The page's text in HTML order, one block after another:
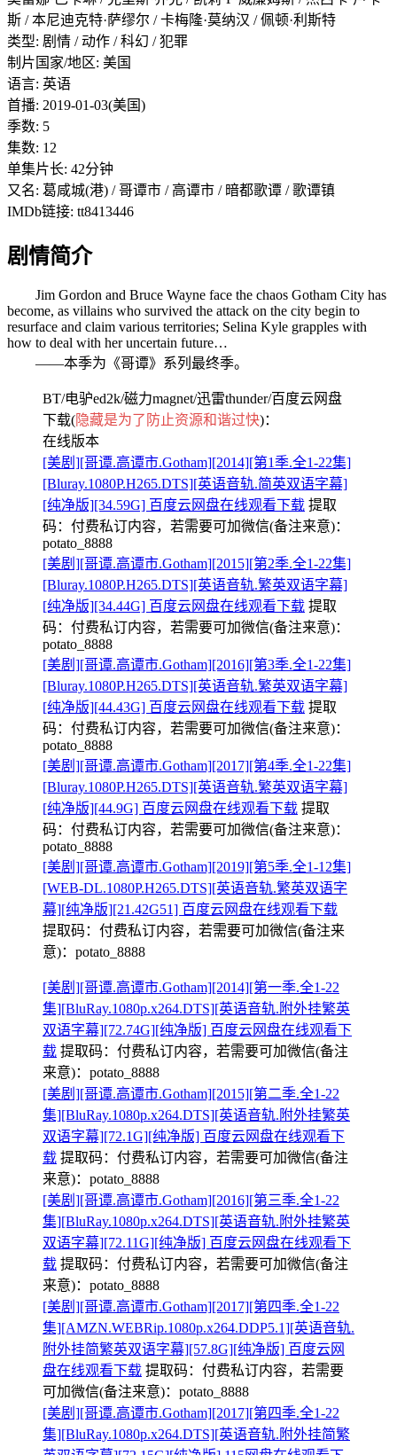
斯 / 本尼迪克特·萨缪尔 / 卡梅隆·莫纳汉 / 佩顿·利斯特
类型: 剧情 / 动作 / 科幻 / 犯罪
制片国家/地区: 美国
语言: 英语
首播: 2019-01-03(美国)
季数: 5
集数: 12
单集片长: 42分钟
又名: 葛咸城(港) / 哥谭市 / 高谭市 / 暗都歌谭 / 歌谭镇
IMDb链接: tt8413446
剧情简介
Jim Gordon and Bruce Wayne face the chaos Gotham City has
become, as villains who survived the attack on the city begin to
resurface and claim various territories; Selina Kyle grapples with
how to deal with her uncertain future…
——本季为《哥谭》系列最终季。
BT/电驴ed2k/磁力magnet/迅雷thunder/百度云网盘
下载(隐藏是为了防止资源和谐过快)：
在线版本
[美剧][哥谭.高谭市.Gotham][2014][第1季.全1-22集]
[Bluray.1080P.H265.DTS][英语音轨.简英双语字幕]
[纯净版][34.59G] 百度云网盘在线观看下载 提取
码： 付费私订内容，若需要可加微信(备注来意)：
potato_8888
[美剧][哥谭.高谭市.Gotham][2015][第2季.全1-22集]
[Bluray.1080P.H265.DTS][英语音轨.繁英双语字幕]
[纯净版][34.44G] 百度云网盘在线观看下载 提取
码： 付费私订内容，若需要可加微信(备注来意)：
potato_8888
[美剧][哥谭.高谭市.Gotham][2016][第3季.全1-22集]
[Bluray.1080P.H265.DTS][英语音轨.繁英双语字幕]
[纯净版][44.43G] 百度云网盘在线观看下载 提取
码： 付费私订内容，若需要可加微信(备注来意)：
potato_8888
[美剧][哥谭.高谭市.Gotham][2017][第4季.全1-22集]
[Bluray.1080P.H265.DTS][英语音轨.繁英双语字幕]
[纯净版][44.9G] 百度云网盘在线观看下载 提取
码： 付费私订内容，若需要可加微信(备注来意)：
potato_8888
[美剧][哥谭.高谭市.Gotham][2019][第5季.全1-12集]
[WEB-DL.1080P.H265.DTS][英语音轨.繁英双语字
幕][纯净版][21.42G51] 百度云网盘在线观看下载
提取码： 付费私订内容，若需要可加微信(备注来
意)：potato_8888
[美剧][哥谭.高谭市.Gotham][2014][第一季.全1-22
集][BluRay.1080p.x264.DTS][英语音轨.附外挂繁英
双语字幕][72.74G][纯净版] 百度云网盘在线观看下
载 提取码： 付费私订内容，若需要可加微信(备注
来意)：potato_8888
[美剧][哥谭.高谭市.Gotham][2015][第二季.全1-22
集][BluRay.1080p.x264.DTS][英语音轨.附外挂繁英
双语字幕][72.1G][纯净版] 百度云网盘在线观看下
载 提取码： 付费私订内容，若需要可加微信(备注
来意)：potato_8888
[美剧][哥谭.高谭市.Gotham][2016][第三季.全1-22
集][BluRay.1080p.x264.DTS][英语音轨.附外挂繁英
双语字幕][72.11G][纯净版] 百度云网盘在线观看下
载 提取码： 付费私订内容，若需要可加微信(备注
来意)：potato_8888
[美剧][哥谭.高谭市.Gotham][2017][第四季.全1-22
集][AMZN.WEBRip.1080p.x264.DDP5.1][英语音轨.
附外挂简繁英双语字幕][57.8G][纯净版] 百度云网
盘在线观看下载 提取码： 付费私订内容，若需要
可加微信(备注来意)：potato_8888
[美剧][哥谭.高谭市.Gotham][2017][第四季.全1-22
集][BluRay.1080p.x264.DTS][英语音轨.附外挂简繁